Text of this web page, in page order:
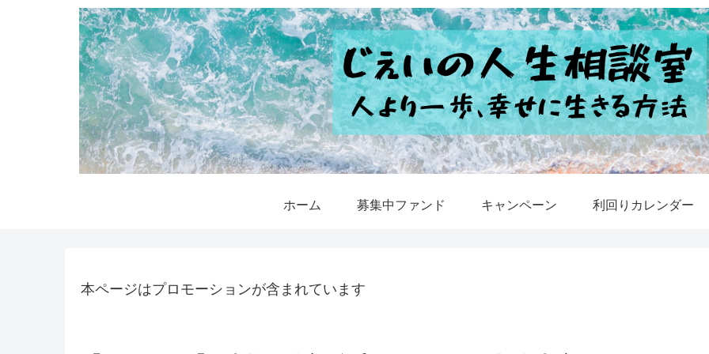
ホーム 募集中ファンド キャンペーン 利回りカレンダー
本ページはプロモーションが含まれています